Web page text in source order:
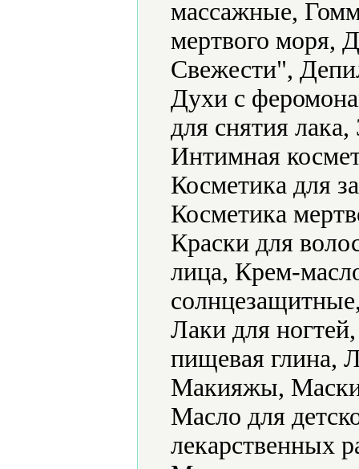
массажные,
мертвого моря,
Свежести",
Духи с
для снятия
Интимная
Косметика для
Косметика
Краски для
лица, Крем-
Лаки для
пищевая глина,
Макияжы,
Масло для
лекарственных